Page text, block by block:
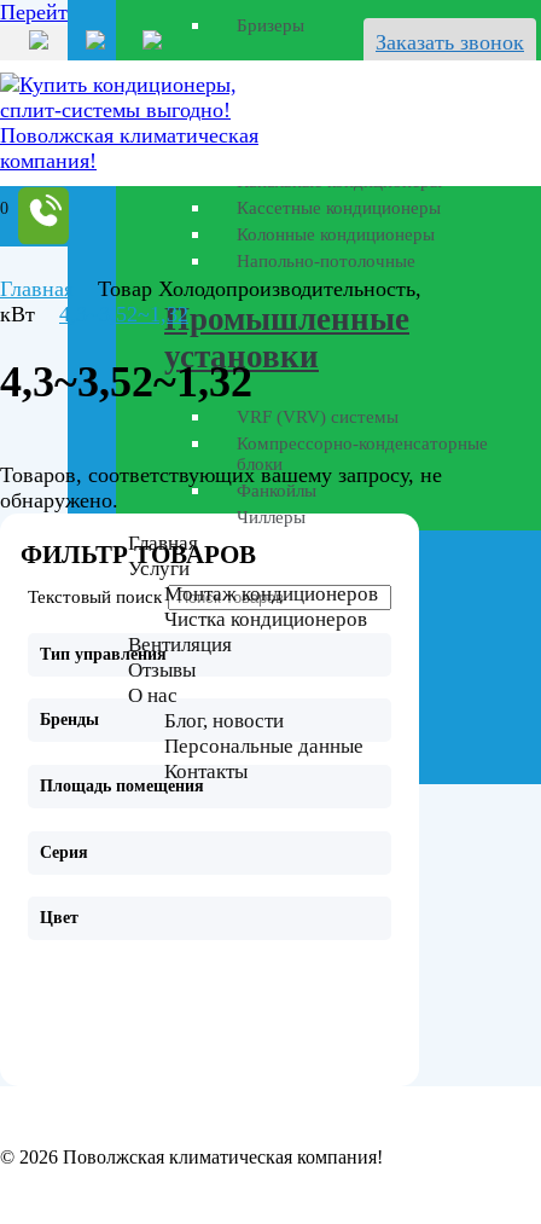
Перейти к содержанию
Заказать звонок
0
Бризеры
Полупромышленные
кондиционеры
Кассетные кондиционеры
Колонные кондиционеры
Напольно-потолочные
Промышленные
установки
VRF (VRV) системы
Компрессорно-конденсаторные
блоки
Фанкойлы
Чиллеры
Главная
Услуги
Монтаж кондиционеров
Чистка кондиционеров
Вентиляция
Отзывы
О нас
Блог, новости
Персональные данные
Контакты
Главная
Товар Холодопроизводительность,
кВт
4,3~3,52~1,32
4,3~3,52~1,32
Товаров, соответствующих вашему запросу, не
обнаружено.
ФИЛЬТР ТОВАРОВ
Текстовый поиск
Тип управления
Бренды
Площадь помещения
Серия
Цвет
© 2026 Поволжская климатическая компания!